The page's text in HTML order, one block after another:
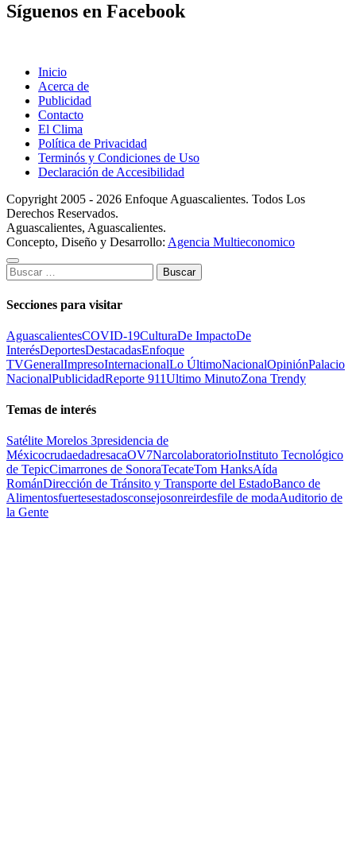
Síguenos en Facebook
Inicio
Acerca de
Publicidad
Contacto
El Clima
Política de Privacidad
Terminós y Condiciones de Uso
Declaración de Accesibilidad
Copyright 2005 - 2026 Enfoque Aguascalientes. Todos Los
Derechos Reservados.
Aguascalientes, Aguascalientes.
Concepto, Diseño y Desarrollo: Agencia Multieconomico
Buscar:
Secciones para visitar
AguascalientesCOVID-19CulturaDe ImpactoDe
InterésDeportesDestacadasEnfoque
TVGeneralImpresoInternacionalLo ÚltimoNacionalOpiniónPalacio
NacionalPublicidadReporte 911Ultimo MinutoZona Trendy
Temas de interés
Satélite Morelos 3presidencia de
MéxicocrudaedadresacaOV7NarcolaboratorioInstituto Tecnológico
de TepicCimarrones de SonoraTecateTom HanksAída
RománDirección de Tránsito y Transporte del EstadoBanco de
Alimentosfuertesestadosconsejosonreirdesfile de modaAuditorio de
la Gente